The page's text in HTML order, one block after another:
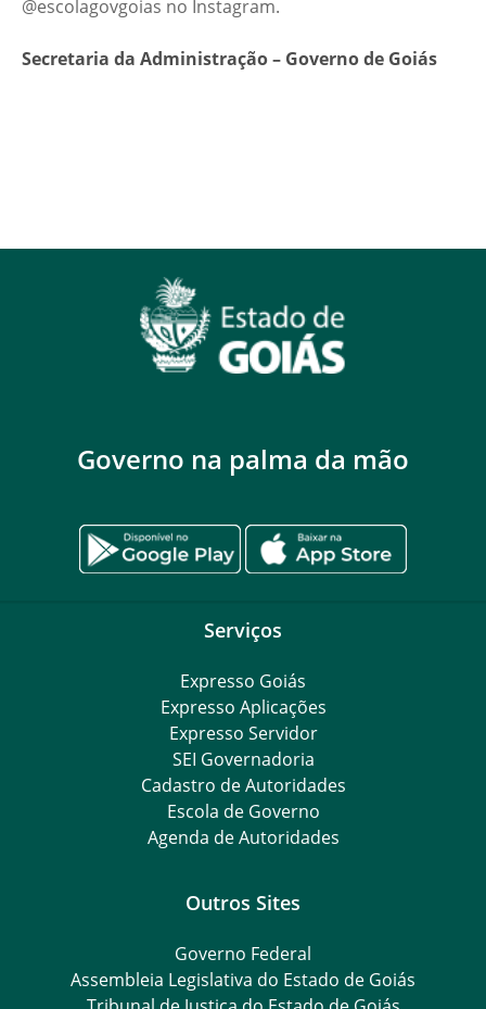
@escolagovgoias no Instagram.
Secretaria da Administração – Governo de Goiás
Governo na palma da mão
Serviços
Expresso Goiás
Expresso Aplicações
Expresso Servidor
SEI Governadoria
Cadastro de Autoridades
Escola de Governo
Agenda de Autoridades
Outros Sites
Governo Federal
Assembleia Legislativa do Estado de Goiás